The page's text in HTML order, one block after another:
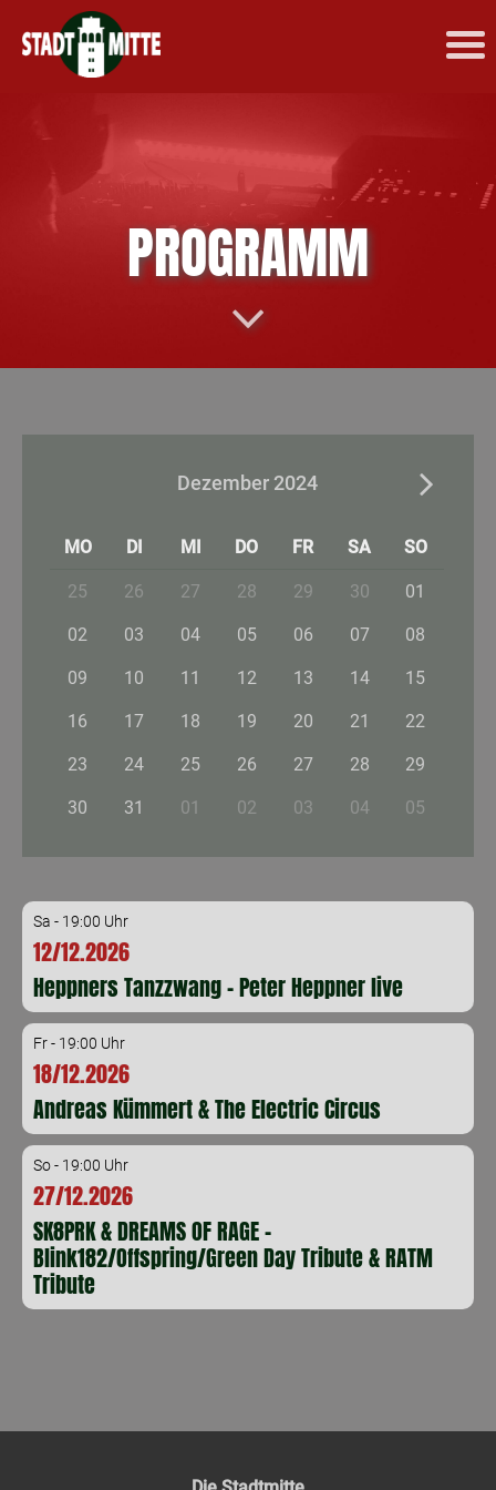
PROGRAMM
Dezember 2024
MO DI MI DO FR SA SO
25 26 27 28 29 30 01
02 03 04 05 06 07 08
09 10 11 12 13 14 15
16 17 18 19 20 21 22
23 24 25 26 27 28 29
30 31 01 02 03 04 05
Sa - 19:00 Uhr
12/12.2026
Heppners Tanzzwang - Peter Heppner live
Fr - 19:00 Uhr
18/12.2026
Andreas Kümmert & The Electric Circus
So - 19:00 Uhr
27/12.2026
SK8PRK & DREAMS OF RAGE -
Blink182/Offspring/Green Day Tribute & RATM
Tribute